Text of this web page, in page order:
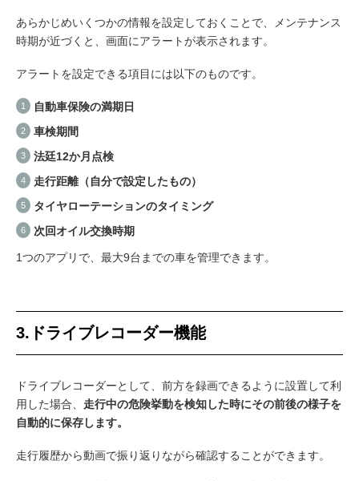
あらかじめいくつかの情報を設定しておくことで、メンテナンス
時期が近づくと、画面にアラートが表示されます。
アラートを設定できる項目には以下のものです。
自動車保険の満期日
車検期間
法廷12か月点検
走行距離（自分で設定したもの）
タイヤローテーションのタイミング
次回オイル交換時期
1つのアプリで、最大9台までの車を管理できます。
3.ドライブレコーダー機能
ドライブレコーダーとして、前方を録画できるように設置して利
用した場合、 走行中の危険挙動を検知した時にその前後の様子を
自動的に保存します。
走行履歴から動画で振り返りながら確認することができます。